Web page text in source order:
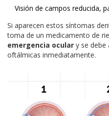
Visión de campos reducida,
Si aparecen estos síntomas
toma de un medicamento de
emergencia ocular y se debe
oftálmicas inmediatamente.